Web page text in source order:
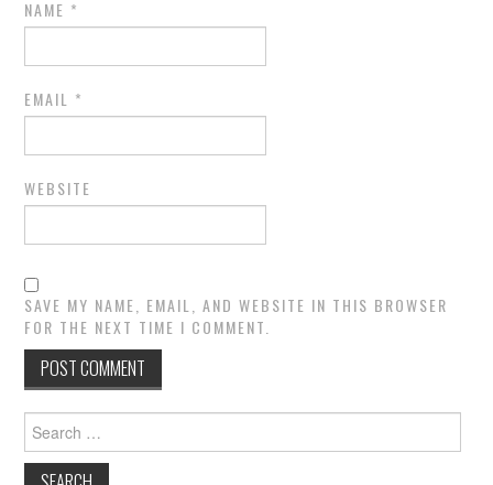
NAME *
EMAIL *
WEBSITE
SAVE MY NAME, EMAIL, AND WEBSITE IN THIS BROWSER
FOR THE NEXT TIME I COMMENT.
for: